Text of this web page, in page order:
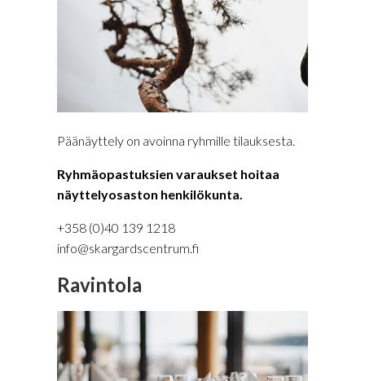
Päänäyttely on avoinna ryhmille tilauksesta.
Ryhmäopastuksien varaukset hoitaa
näyttelyosaston henkilökunta.
+358 (0)40 139 1218
info@skargardscentrum.fi
Ravintola